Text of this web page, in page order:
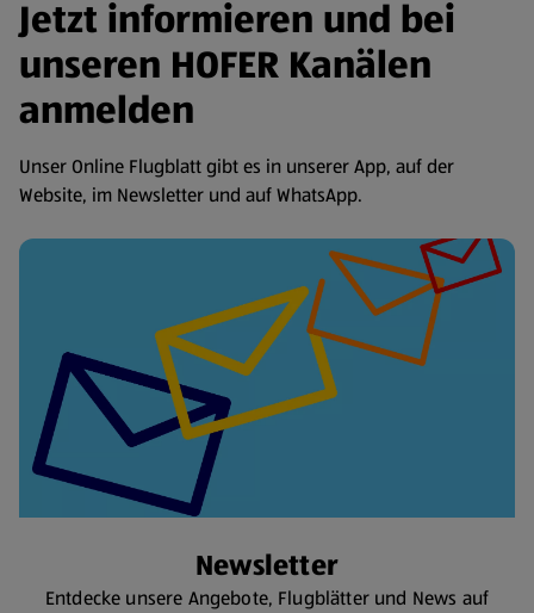
Jetzt informieren und bei
unseren HOFER Kanälen
anmelden
Unser Online Flugblatt gibt es in unserer App, auf der
Website, im Newsletter und auf WhatsApp.
Newsletter
Entdecke unsere Angebote, Flugblätter und News auf